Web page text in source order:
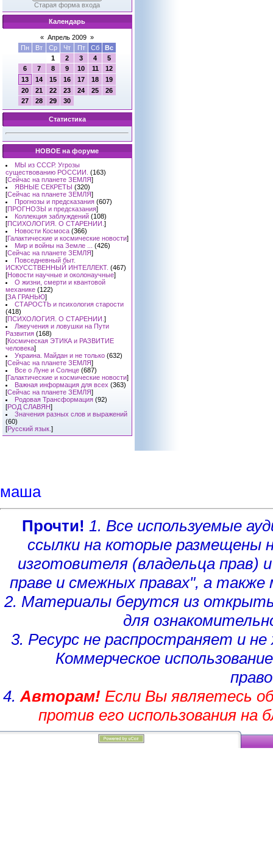
Старая форма входа
Календарь
« Апрель 2009 »
Пн
Вт Ср Чт Пт Сб
Вс
1
2 3 4
5
6
7 8 9 10 11
12
13
14 15 16 17 18
19
20
21 22 23 24 25
26
27
28 29 30
Статистика
НОВОЕ на форуме
МЫ из СССР. Угрозы
существованию РОССИИ. (163)
[Сейчас на планете ЗЕМЛЯ]
ЯВНЫЕ СЕКРЕТЫ (320)
[Сейчас на планете ЗЕМЛЯ]
Прогнозы и предсказания (607)
[ПРОГНОЗЫ и предсказания]
Коллекция заблуждений (108)
[ПСИХОЛОГИЯ. О СТАРЕНИИ. ]
Новости Космоса (366)
[Галактические и космические новости]
Мир и войны на Земле ...
(426)
[Сейчас на планете ЗЕМЛЯ]
Повседневный быт.
ИСКУССТВЕННЫЙ ИНТЕЛЛЕКТ. (467)
[Новости научные и околонаучные]
О жизни, смерти и квантовой
механике (122)
[ЗА ГРАНЬЮ]
СТАРОСТЬ и психология старости
(418)
[ПСИХОЛОГИЯ. О СТАРЕНИИ. ]
Лжеучения и ловушки на Пути
Развития (168)
[Космическая ЭТИКА и РАЗВИТИЕ
человека]
Украина. Майдан и не только (632)
[Сейчас на планете ЗЕМЛЯ]
Все о Луне и Солнце (687)
[Галактические и космические новости]
Важная информация для всех (363)
[Сейчас на планете ЗЕМЛЯ]
Родовая Трансформация (92)
[РОД СЛАВЯН]
Значения разных слов и выражений
(60)
[Русский язык. ]
маша
Прочти! 1. Все используемые
ссылки на которые размещены
изготовителя (владельца прав)
праве и смежных правах", а
2. Материалы берутся из
для
3. Ресурс не распространяет и
Коммерческое
4. Авторам!Если Вы являетесь
против его использования на